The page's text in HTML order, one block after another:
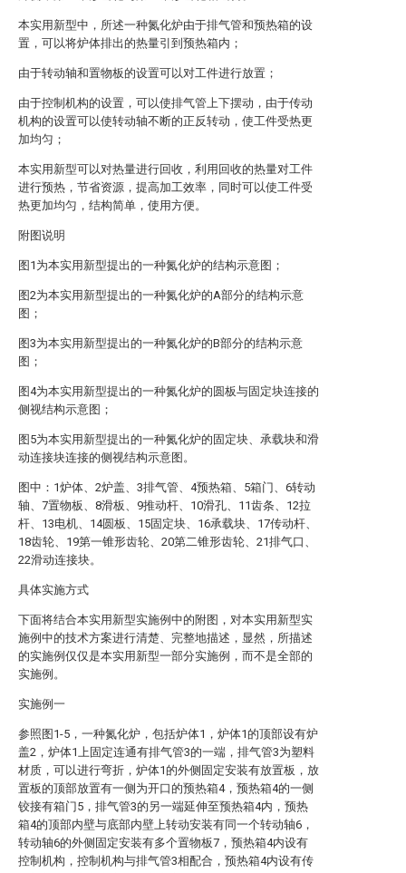
本实用新型中，所述一种氮化炉由于排气管和预热箱的设
置，可以将炉体排出的热量引到预热箱内；
由于转动轴和置物板的设置可以对工件进行放置；
由于控制机构的设置，可以使排气管上下摆动，由于传动
机构的设置可以使转动轴不断的正反转动，使工件受热更
加均匀；
本实用新型可以对热量进行回收，利用回收的热量对工件
进行预热，节省资源，提高加工效率，同时可以使工件受
热更加均匀，结构简单，使用方便。
附图说明
图1为本实用新型提出的一种氮化炉的结构示意图；
图2为本实用新型提出的一种氮化炉的A部分的结构示意
图；
图3为本实用新型提出的一种氮化炉的B部分的结构示意
图；
图4为本实用新型提出的一种氮化炉的圆板与固定块连接的
侧视结构示意图；
图5为本实用新型提出的一种氮化炉的固定块、承载块和滑
动连接块连接的侧视结构示意图。
图中：1炉体、2炉盖、3排气管、4预热箱、5箱门、6转动
轴、7置物板、8滑板、9推动杆、10滑孔、11齿条、12拉
杆、13电机、14圆板、15固定块、16承载块、17传动杆、
18齿轮、19第一锥形齿轮、20第二锥形齿轮、21排气口、
22滑动连接块。
具体实施方式
下面将结合本实用新型实施例中的附图，对本实用新型实
施例中的技术方案进行清楚、完整地描述，显然，所描述
的实施例仅仅是本实用新型一部分实施例，而不是全部的
实施例。
实施例一
参照图1-5，一种氮化炉，包括炉体1，炉体1的顶部设有炉
盖2，炉体1上固定连通有排气管3的一端，排气管3为塑料
材质，可以进行弯折，炉体1的外侧固定安装有放置板，放
置板的顶部放置有一侧为开口的预热箱4，预热箱4的一侧
铰接有箱门5，排气管3的另一端延伸至预热箱4内，预热
箱4的顶部内壁与底部内壁上转动安装有同一个转动轴6，
转动轴6的外侧固定安装有多个置物板7，预热箱4内设有
控制机构，控制机构与排气管3相配合，预热箱4内设有传